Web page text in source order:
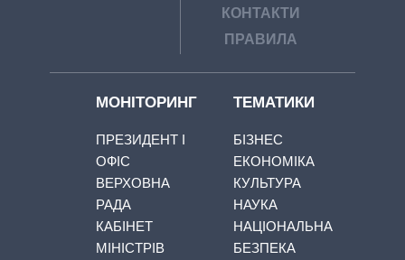
КОНТАКТИ
ПРАВИЛА
МОНІТОРИНГ
ПРЕЗИДЕНТ І
ОФІС
ВЕРХОВНА
РАДА
КАБІНЕТ
МІНІСТРІВ
ТЕМАТИКИ
БІЗНЕС
ЕКОНОМІКА
КУЛЬТУРА
НАУКА
НАЦІОНАЛЬНА
БЕЗПЕКА